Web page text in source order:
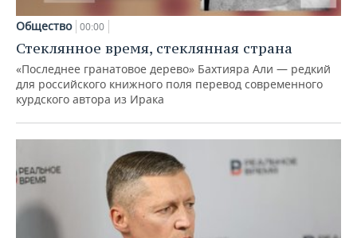
Общество 00:00
Стеклянное время, стеклянная страна
«Последнее гранатовое дерево» Бахтияра Али — редкий
для российского книжного поля перевод современного
курдского автора из Ирака